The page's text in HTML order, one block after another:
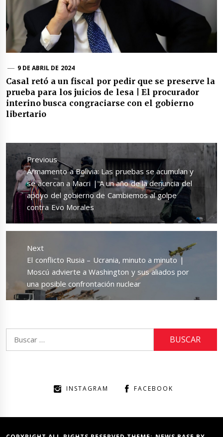
9 DE ABRIL DE 2024
Casal retó a un fiscal por pedir que se preserve la
prueba para los juicios de lesa | El procurador
interino busca congraciarse con el gobierno
libertario
Navegación
de
entradas
Previous
Previous
post:
Armamento a Bolivia: Las pruebas se acumulan y
se acercan a Macri | A un año de la denuncia del
apoyo del gobierno de Cambiemos al golpe
contra Evo Morales
Next
Next
post:
El conflicto Rusia – Ucrania, minuto a minuto |
Moscú advierte a Washington y sus aliados por
una posible confrontación nuclear
INSTAGRAM FACEBOOK